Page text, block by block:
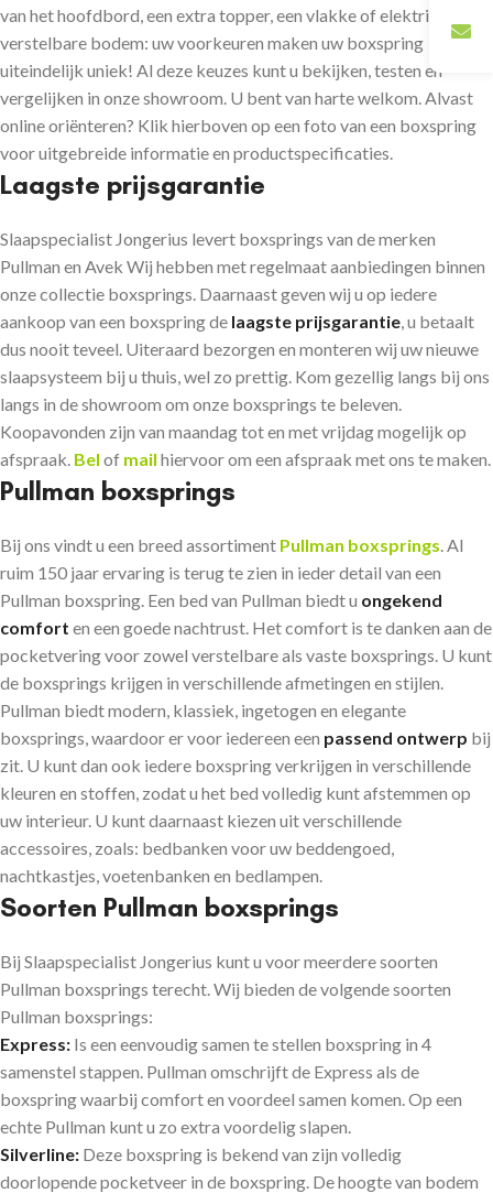
van het hoofdbord, een extra topper, een vlakke of elektrisch
verstelbare bodem: uw voorkeuren maken uw boxspring
uiteindelijk uniek! Al deze keuzes kunt u bekijken, testen en
vergelijken in onze showroom. U bent van harte welkom. Alvast
online oriënteren? Klik hierboven op een foto van een boxspring
voor uitgebreide informatie en productspecificaties.
Laagste prijsgarantie
Slaapspecialist Jongerius levert boxsprings van de merken
Pullman en Avek Wij hebben met regelmaat aanbiedingen binnen
onze collectie boxsprings. Daarnaast geven wij u op iedere
aankoop van een boxspring de laagste prijsgarantie, u betaalt
dus nooit teveel. Uiteraard bezorgen en monteren wij uw nieuwe
slaapsysteem bij u thuis, wel zo prettig. Kom gezellig langs bij ons
langs in de showroom om onze boxsprings te beleven.
Koopavonden zijn van maandag tot en met vrijdag mogelijk op
afspraak. Bel of mail hiervoor om een afspraak met ons te maken.
Pullman boxsprings
Bij ons vindt u een breed assortiment Pullman boxsprings. Al
ruim 150 jaar ervaring is terug te zien in ieder detail van een
Pullman boxspring. Een bed van Pullman biedt u ongekend
comfort en een goede nachtrust. Het comfort is te danken aan de
pocketvering voor zowel verstelbare als vaste boxsprings. U kunt
de boxsprings krijgen in verschillende afmetingen en stijlen.
Pullman biedt modern, klassiek, ingetogen en elegante
boxsprings, waardoor er voor iedereen een passend ontwerp bij
zit. U kunt dan ook iedere boxspring verkrijgen in verschillende
kleuren en stoffen, zodat u het bed volledig kunt afstemmen op
uw interieur. U kunt daarnaast kiezen uit verschillende
accessoires, zoals: bedbanken voor uw beddengoed,
nachtkastjes, voetenbanken en bedlampen.
Soorten Pullman boxsprings
Bij Slaapspecialist Jongerius kunt u voor meerdere soorten
Pullman boxsprings terecht. Wij bieden de volgende soorten
Pullman boxsprings:
Express: Is een eenvoudig samen te stellen boxspring in 4
samenstel stappen. Pullman omschrijft de Express als de
boxspring waarbij comfort en voordeel samen komen. Op een
echte Pullman kunt u zo extra voordelig slapen.
Silverline: Deze boxspring is bekend van zijn volledig
doorlopende pocketveer in de boxspring. De hoogte van bodem